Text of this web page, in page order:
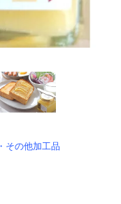
その他加工品